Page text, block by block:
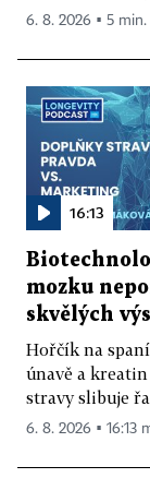
6. 8. 2026 ▪ 5
16:13
mozku
skvělých
Hořčík na
únavě a
stravy slibuje
6. 8. 2026 ▪ 16:13